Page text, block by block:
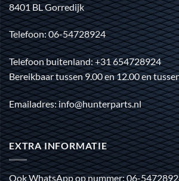
8401 BL Gorredijk
Telefoon: 06-54728924
Telefoon buitenland: +31 654728924
Bereikbaar tussen 9.00 en 12.00 en
Emailadres: info@hunterparts.nl
EXTRA INFORMATIE
Ook WhatsApp op nummer: 06-